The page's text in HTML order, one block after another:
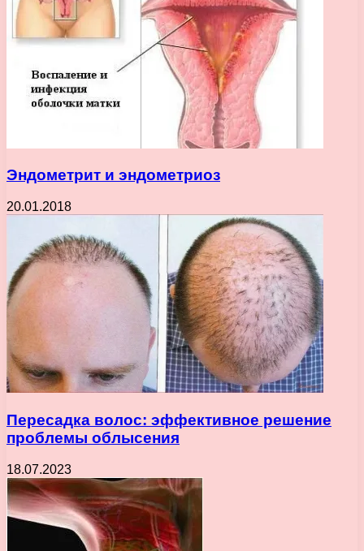
Эндометрит и эндометриоз
20.01.2018
Пересадка волос: эффективное решение
проблемы облысения
18.07.2023